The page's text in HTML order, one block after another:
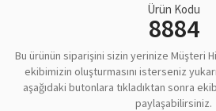
Ürün Kodu
8884
Bu ürünün siparişini sizin yerinize Müşteri
ekibimizin oluşturmasını isterseniz
aşağıdaki butonlara tıkladıktan sonra
paylaşabilirsiniz.